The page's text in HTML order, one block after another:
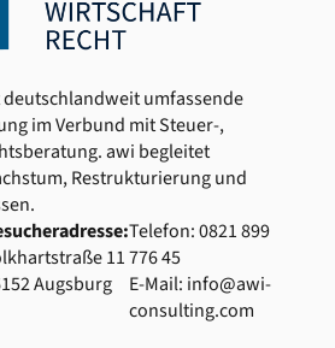
umfassende
im Verbund mit Steuer-,
awi begleitet
Restrukturierung und
11
Augsburg
Telefon: 0821 899
776 45
E-Mail: info@awi-
consulting.com